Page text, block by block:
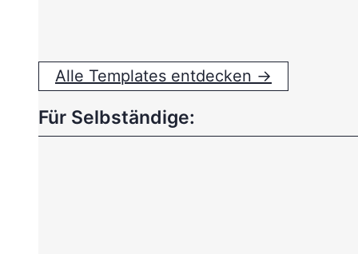
Alle Templates entdecken →
Für Selbständige: